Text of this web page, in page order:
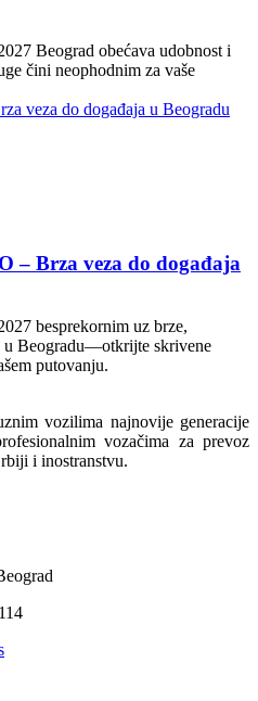
Beograd obećava udobnost i
čini neophodnim za vaše
– Brza veza do događaja
besprekornim uz brze,
u Beogradu—otkrijte skrivene
putovanju.
vozilima najnovije generacije
vozačima za prevoz
i inostranstvu.